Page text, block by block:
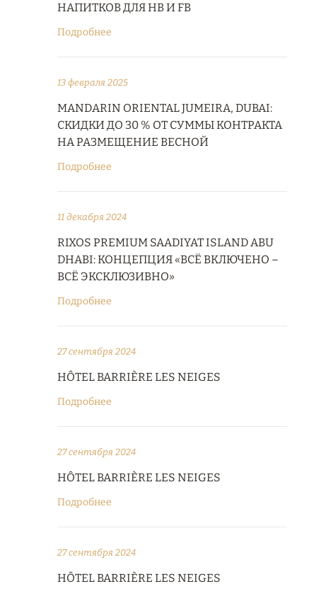
НАПИТКОВ ДЛЯ HB И FB
Подробнее
13 февраля 2025
MANDARIN ORIENTAL JUMEIRA, DUBAI:
СКИДКИ ДО 30 % ОТ СУММЫ КОНТРАКТА
НА РАЗМЕЩЕНИЕ ВЕСНОЙ
Подробнее
11 декабря 2024
RIXOS PREMIUM SAADIYAT ISLAND ABU
DHABI: КОНЦЕПЦИЯ «ВСЁ ВКЛЮЧЕНО –
ВСЁ ЭКСКЛЮЗИВНО»
Подробнее
27 сентября 2024
HÔTEL BARRIÈRE LES NEIGES
Подробнее
27 сентября 2024
HÔTEL BARRIÈRE LES NEIGES
Подробнее
27 сентября 2024
HÔTEL BARRIÈRE LES NEIGES